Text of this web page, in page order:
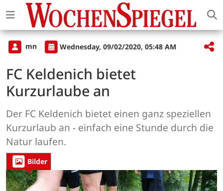
mn Wednesday, 09/02/2020, 05:48 AM
FC Keldenich bietet
Kurzurlaube an
Der FC Keldenich bietet einen ganz speziellen
Kurzurlaub an - einfach eine Stunde durch die
Natur laufen.
Bilder